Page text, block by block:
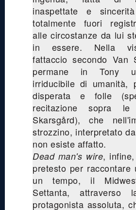
inaspettate e
totalmente fuori
alle circostanze da lui
in essere. Nella
fattaccio secondo Van
permane in Tony
irriducibile di umanità,
disperata e folle
recitazione sopra
Skarsgård), che
strozzino, interpretato
non esiste affatto.
Dead man's wire,
pretesto per raccontare
un tempo, il
Settanta, attraverso
protagonista assoluta,